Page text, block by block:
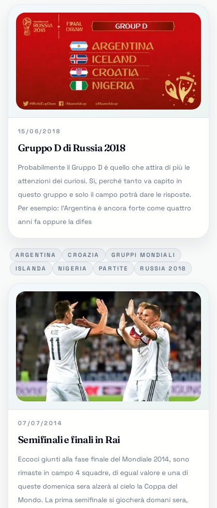
15/06/2018
Gruppo D di Russia 2018
Probabilmente il Gruppo D è quello che attira di più le
attenzioni dei curiosi. Sì, perché tanto va capito in
questo gruppo e solo il campo potrà dare le risposte.
Per esempio: l'Argentina è ancora forte come quattro
anni fa oppure la difes
ARGENTINA CROAZIA
GRUPPI MONDIALI
ISLANDA
NIGERIA PARTITE RUSSIA 2018
07/07/2014
Semifinali e finali in Rai
Eccoci giunti alla fase finale del Mondiale 2014, sono
rimaste in campo 4 squadre, di egual valore e una di
queste domenica sera alzerà al cielo la Coppa del
Mondo. La prima semifinale si giocherà domani sera,